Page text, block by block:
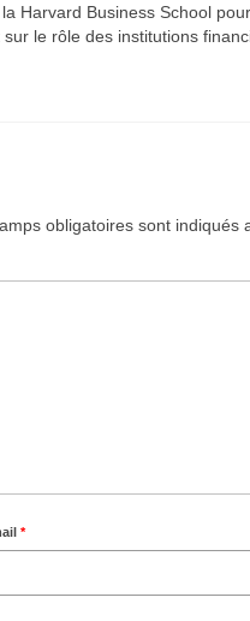
Harvard Business School
le rôle des institutions
obligatoires sont indiqués
*